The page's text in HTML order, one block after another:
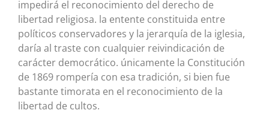
impedirá el reconocimiento del derecho de
libertad religiosa. la entente constituida entre
políticos conservadores y la jerarquía de la iglesia,
daría al traste con cualquier reivindicación de
carácter democrático. únicamente la Constitución
de 1869 rompería con esa tradición, si bien fue
bastante timorata en el reconocimiento de la
libertad de cultos.